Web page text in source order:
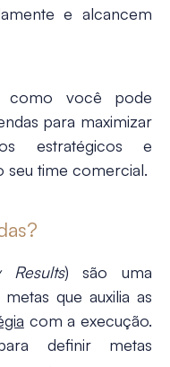
e alcancem
como você pode
para maximizar
estratégicos e
seu time comercial.
) são uma
que auxilia as
com a execução.
definir metas